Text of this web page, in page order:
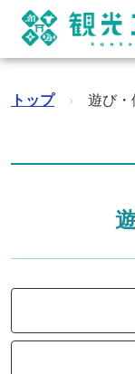
トップ › 遊び・